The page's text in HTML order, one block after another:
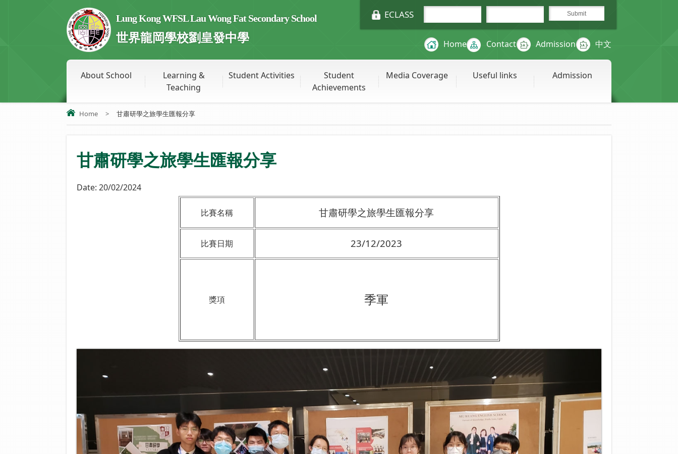
Lung Kong WFSL Lau Wong Fat Secondary School
世界龍岡學校劉皇發中學
ECLASS
Home Contact Admission 中文
About School
Learning &
Teaching
Student Activities
Student
Achievements
Media Coverage Useful links Admission
Home > 甘肅研學之旅學生匯報分享
甘肅研學之旅學生匯報分享
Date: 20/02/2024
比賽名稱 甘肅研學之旅學生匯報分享
比賽日期 23/12/2023
獎項 季軍